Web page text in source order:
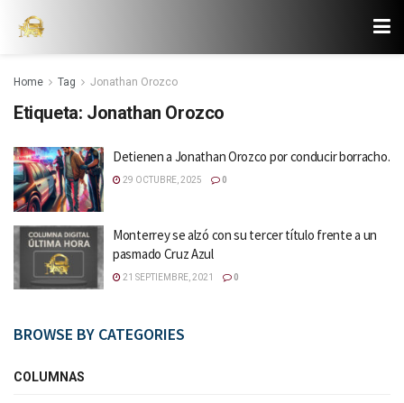
Home Tag Jonathan Orozco
Etiqueta: Jonathan Orozco
Detienen a Jonathan Orozco por conducir borracho.
29 OCTUBRE, 2025 0
Monterrey se alzó con su tercer título frente a un
pasmado Cruz Azul
21 SEPTIEMBRE, 2021 0
BROWSE BY CATEGORIES
COLUMNAS